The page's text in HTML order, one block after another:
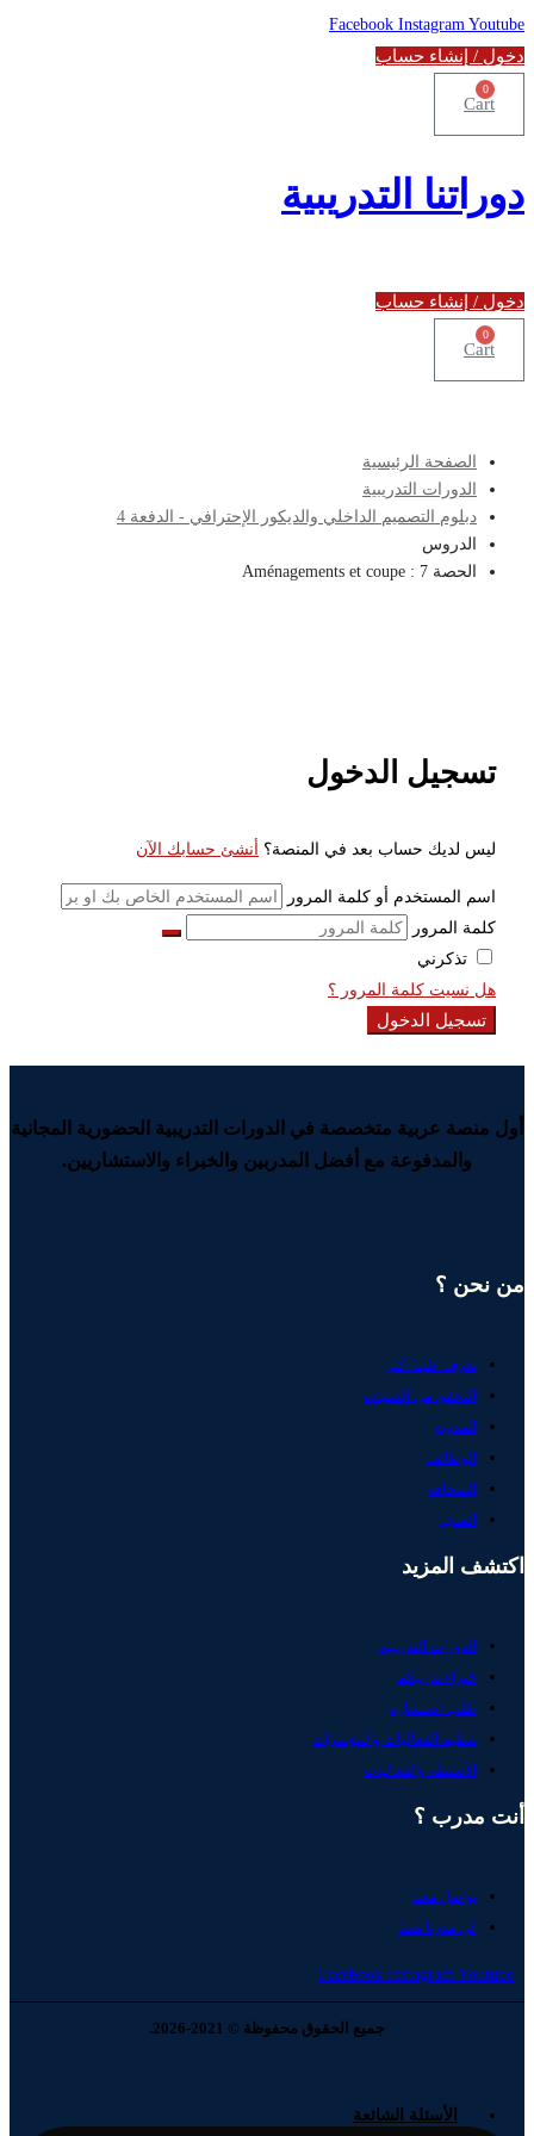
Facebook Instagram Youtube
دخول / إنشاء حساب
0
Cart
دوراتنا التدريبية
دخول / إنشاء حساب
0
Cart
الصفحة الرئيسية
الدورات التدريبية
دبلوم التصميم الداخلي والديكور الإحترافي - الدفعة 4
الدروس
الحصة 7 : Aménagements et coupe
تسجيل الدخول
ليس لديك حساب بعد في المنصة؟ أنشئ حسابك الآن
اسم المستخدم أو كلمة المرور
كلمة المرور
تذكرني
هل نسيت كلمة المرور ؟
تسجيل الدخول
أول منصة عربية متخصصة في الدورات التدريبية الحضورية المجانية
والمدفوعة مع أفضل المدربين والخبراء والاستشاريين.
من نحن ؟
تعرف علينا أكثر
التحقق من الشهادة
المدونة
الوظائف
الصحافة
المتجر
اكتشف المزيد
الدورات التدريبية
خبراء تدريبكم
طلب استشارة
تنظيم الفعاليات والمؤتمرات
الأنشطة والفعاليات
أنت مدرب ؟
تواصل معنا
كن مدربا معنا
Facebook Instagram Youtube
جميع الحقوق محفوظة © 2021-2026.
الأسئلة الشائعة